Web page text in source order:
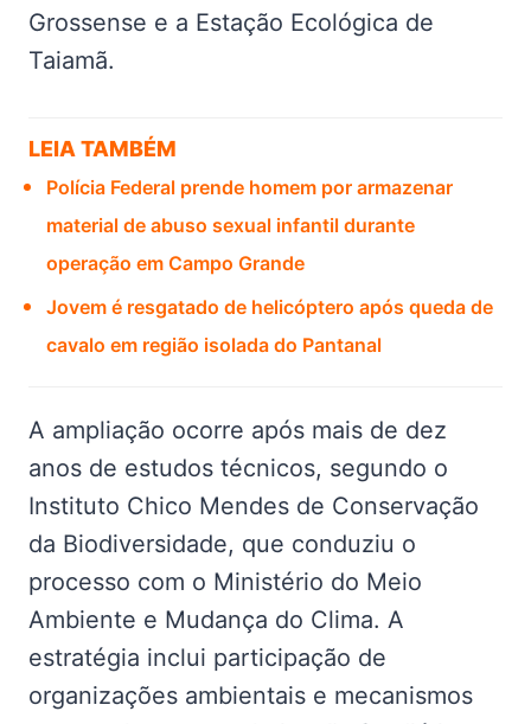
Grossense e a Estação Ecológica de
Taiamã.
LEIA TAMBÉM
Polícia Federal prende homem por armazenar
material de abuso sexual infantil durante
operação em Campo Grande
Jovem é resgatado de helicóptero após queda de
cavalo em região isolada do Pantanal
A ampliação ocorre após mais de dez
anos de estudos técnicos, segundo o
Instituto Chico Mendes de Conservação
da Biodiversidade, que conduziu o
processo com o Ministério do Meio
Ambiente e Mudança do Clima. A
estratégia inclui participação de
organizações ambientais e mecanismos